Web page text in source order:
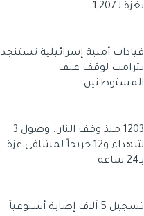
بغزة لـ1,207
قيادات أمنية إسرائيلية تستنجد
بترامب لوقف عنف
المستوطنين
1203 منذ وقف النار.. وصول 3
شهداء و12 جريحاً لمشافي غزة
بـ24 ساعة
تسجيل 5 آلاف إصابة أسبوعياً